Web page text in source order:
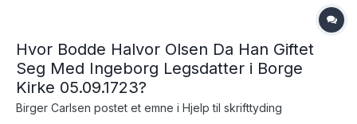
Hvor Bodde Halvor Olsen Da Han Giftet
Seg Med Ingeborg Legsdatter i Borge
Kirke 05.09.1723?
Birger Carlsen postet et emne i Hjelp til skrifttyding